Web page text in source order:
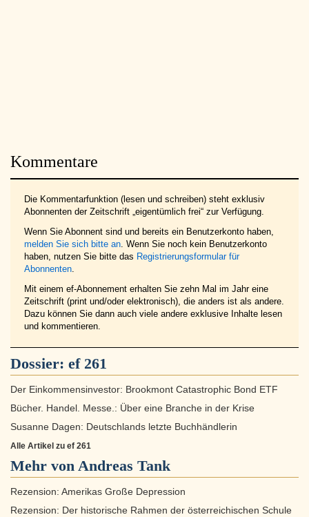
Kommentare
Die Kommentarfunktion (lesen und schreiben) steht exklusiv
Abonnenten der Zeitschrift „eigentümlich frei“ zur Verfügung.
Wenn Sie Abonnent sind und bereits ein Benutzerkonto haben,
melden Sie sich bitte an. Wenn Sie noch kein Benutzerkonto
haben, nutzen Sie bitte das Registrierungsformular für
Abonnenten.
Mit einem ef-Abonnement erhalten Sie zehn Mal im Jahr eine
Zeitschrift (print und/oder elektronisch), die anders ist als andere.
Dazu können Sie dann auch viele andere exklusive Inhalte lesen
und kommentieren.
Dossier: ef 261
Der Einkommensinvestor: Brookmont Catastrophic Bond ETF
Bücher. Handel. Messe.: Über eine Branche in der Krise
Susanne Dagen: Deutschlands letzte Buchhändlerin
Alle Artikel zu ef 261
Mehr von Andreas Tank
Rezension: Amerikas Große Depression
Rezension: Der historische Rahmen der österreichischen Schule